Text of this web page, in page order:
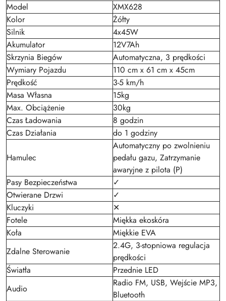
Model
XMX628
Kolor
Żółty
Silnik
4x45W
Akumulator
12V7Ah
Skrzynia Biegów
Automatyczna, 3 prędkości
Wymiary Pojazdu
110 cm x 61 cm x 45cm
Prędkość
3-5 km/h
Masa Własna
15kg
Max. Obciążenie
30kg
Czas Ładowania
8 godzin
Czas Działania
do 1 godziny
Hamulec
Automatyczny po zwolnieniu
pedału gazu, Zatrzymanie
awaryjne z pilota (P)
Pasy Bezpieczeństwa
✓
Otwierane Drzwi
✓
Kluczyki
✕
Fotele
Miękka ekoskóra
Koła
Miękkie EVA
Zdalne Sterowanie
2.4G, 3-stopniowa regulacja
prędkości
Światła
Przednie LED
Audio
Radio FM, USB, Wejście MP3,
Bluetooth